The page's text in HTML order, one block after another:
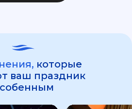
которые
ваш праздник